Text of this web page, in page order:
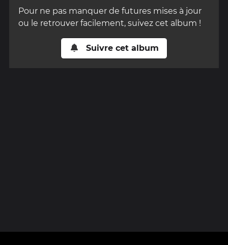
Pour ne pas manquer de futures mises à jour
ou le retrouver facilement, suivez cet album !
Suivre cet album